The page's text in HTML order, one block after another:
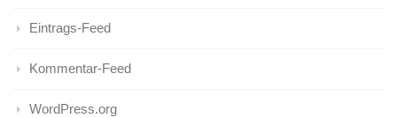
Eintrags-Feed
Kommentar-Feed
WordPress.org